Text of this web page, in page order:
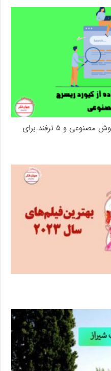
نحوه استفاده از کیورد ریسرچ با هوش مصنوعی و ۵ ترفند برای